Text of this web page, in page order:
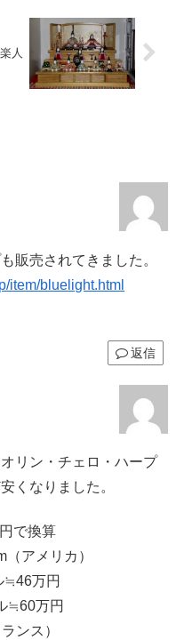
人
販売されてきました。
item/bluelight.html
返信
リン・チェロ・ハープ
くなりました。
で換算
アメリカ）
万円
万円
ンス）